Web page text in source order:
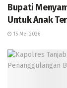
Bupati
Untuk Anak
15 Mei 2026